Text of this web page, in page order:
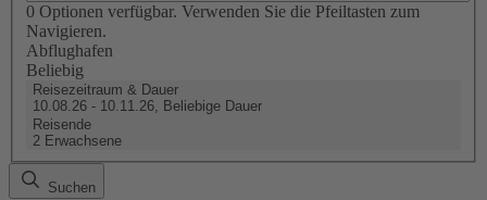
0 Optionen verfügbar. Verwenden Sie die Pfeiltasten zum
Navigieren.
Abflughafen
Beliebig
Reisezeitraum & Dauer
10.08.26 - 10.11.26, Beliebige Dauer
Reisende
2 Erwachsene
Suchen